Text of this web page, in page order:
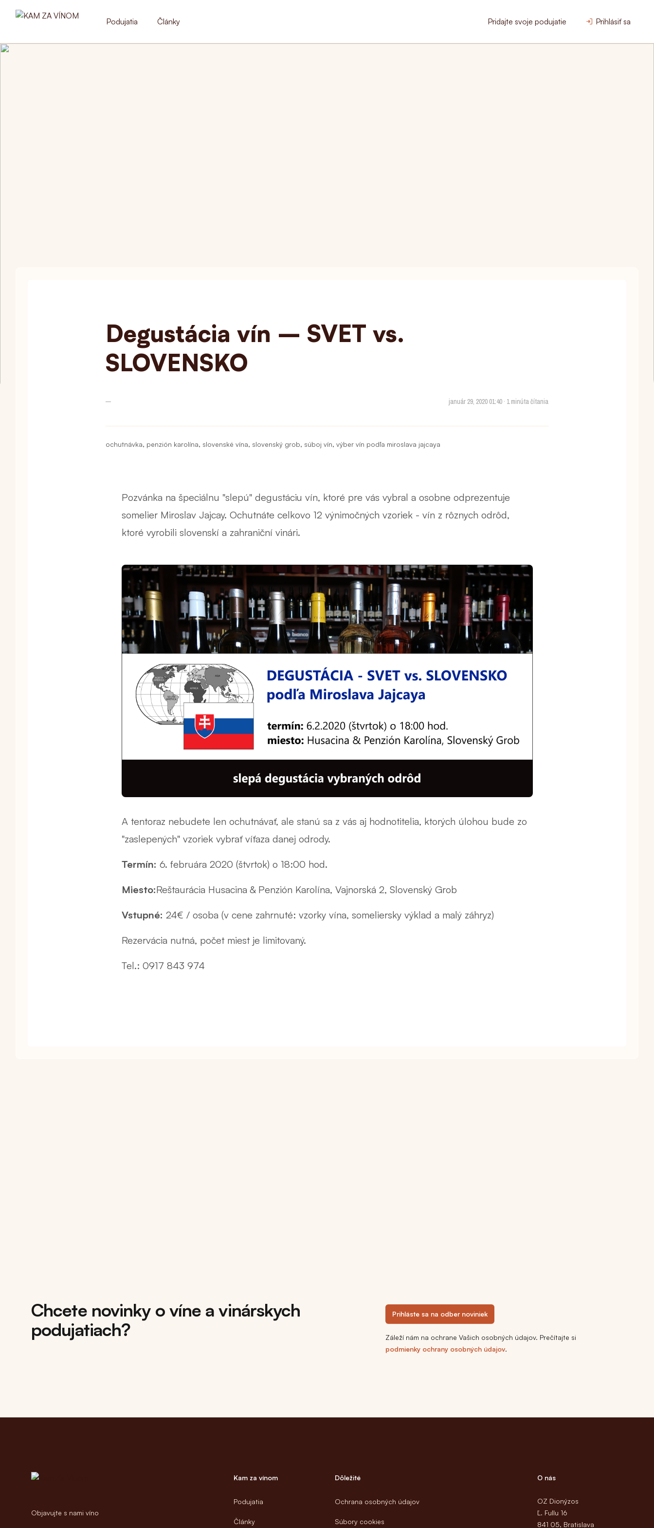
Podujatia Články Pridajte svoje podujatie Prihlásiť sa
Degustácia vín – SVET vs.
SLOVENSKO
— január 29, 2020 01:40 · 1 minúta čítania
ochutnávka, penzión karolína, slovenské vína, slovenský grob, súboj vín, výber vín podľa miroslava jajcaya
Pozvánka na špeciálnu "slepú" degustáciu vín, ktoré pre vás vybral a osobne odprezentuje
somelier Miroslav Jajcay. Ochutnáte celkovo 12 výnimočných vzoriek - vín z rôznych odrôd,
ktoré vyrobili slovenskí a zahraniční vinári.
A tentoraz nebudete len ochutnávať, ale stanú sa z vás aj hodnotitelia, ktorých úlohou bude zo
"zaslepených" vzoriek vybrať víťaza danej odrody.
Termín: 6. februára 2020 (štvrtok) o 18:00 hod.
Miesto:Reštaurácia Husacina & Penzión Karolína, Vajnorská 2, Slovenský Grob
Vstupné: 24€ / osoba (v cene zahrnuté: vzorky vína, someliersky výklad a malý záhryz)
Rezervácia nutná, počet miest je limitovaný.
Tel.: 0917 843 974
Chcete novinky o víne a vinárskych
podujatiach?
Prihláste sa na odber noviniek
Záleží nám na ochrane Vašich osobných údajov. Prečítajte si
podmienky ochrany osobných údajov.
Objavujte s nami víno
Kam za vínom
Podujatia
Články
Dôležité
Ochrana osobných údajov
Súbory cookies
O nás
OZ Dionýzos
Ľ. Fullu 16
841 05, Bratislava